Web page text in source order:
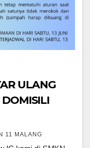
ULANG
11 MALANG